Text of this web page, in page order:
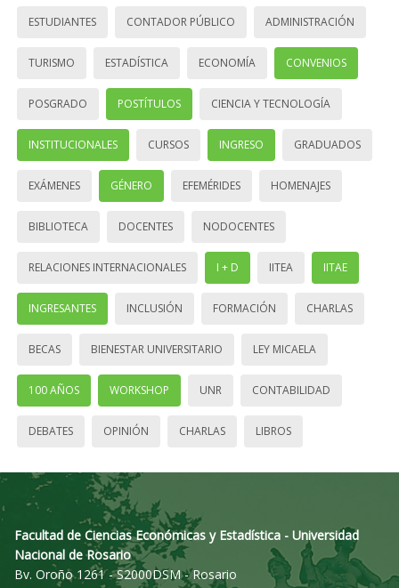
ESTUDIANTES CONTADOR PÚBLICO ADMINISTRACIÓN
TURISMO ESTADÍSTICA ECONOMÍA CONVENIOS
POSGRADO POSTÍTULOS CIENCIA Y TECNOLOGÍA
INSTITUCIONALES CURSOS INGRESO GRADUADOS
EXÁMENES GÉNERO EFEMÉRIDES HOMENAJES
BIBLIOTECA DOCENTES NODOCENTES
RELACIONES INTERNACIONALES I + D IITEA IITAE
INGRESANTES INCLUSIÓN FORMACIÓN CHARLAS
BECAS BIENESTAR UNIVERSITARIO LEY MICAELA
100 AÑOS WORKSHOP UNR CONTABILIDAD
DEBATES OPINIÓN CHARLAS LIBROS
Facultad de Ciencias Económicas y Estadística - Universidad
Nacional de Rosario
Bv. Oroño 1261 - S2000DSM - Rosario